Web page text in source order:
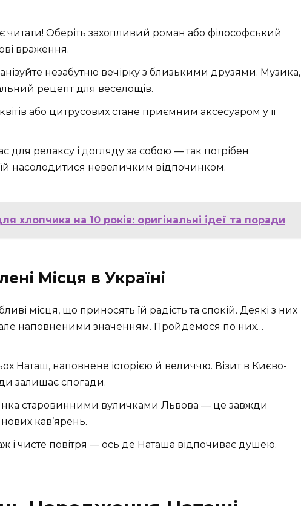
Оберіть захопливий роман або філософський
враження.
незабутню вечірку з близькими друзями. Музика,
рецепт для веселощів.
або цитрусових стане приємним аксесуаром у її
для релаксу і догляду за собою — так потрібен
насолодитися невеличким відпочинком.
хлопчика на 10 років: оригінальні ідеї та поради
Місця в Україні
місця, що приносять їй радість та спокій. Деякі з них
наповненими значенням. Пройдемося по них…
Наташ, наповнене історією й величчю. Візит в Києво-
залишає спогади.
старовинними вуличками Львова — це завжди
кав’ярень.
і чисте повітря — ось де Наташа відпочиває душею.